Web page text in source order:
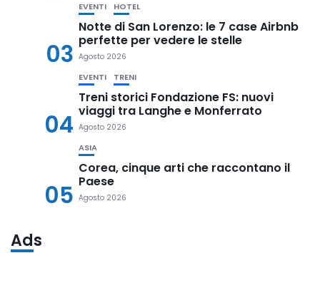
03
EVENTI HOTEL
Notte di San Lorenzo: le 7 case Airbnb
perfette per vedere le stelle
Agosto 2026
04
EVENTI TRENI
Treni storici Fondazione FS: nuovi
viaggi tra Langhe e Monferrato
Agosto 2026
05
ASIA
Corea, cinque arti che raccontano il
Paese
Agosto 2026
Ads